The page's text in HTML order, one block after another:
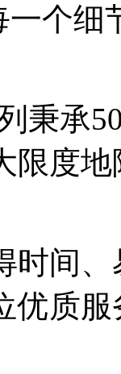
一个细
秉承
限度
时间
优质服